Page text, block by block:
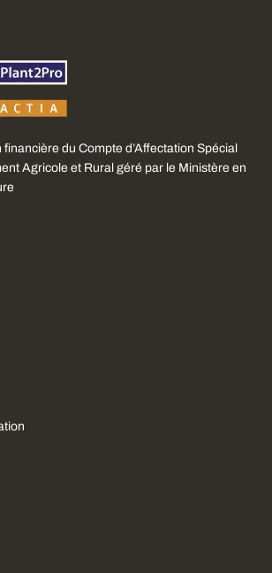
du Compte d’Affectation Spécial
Agricole et Rural géré par le Ministère en